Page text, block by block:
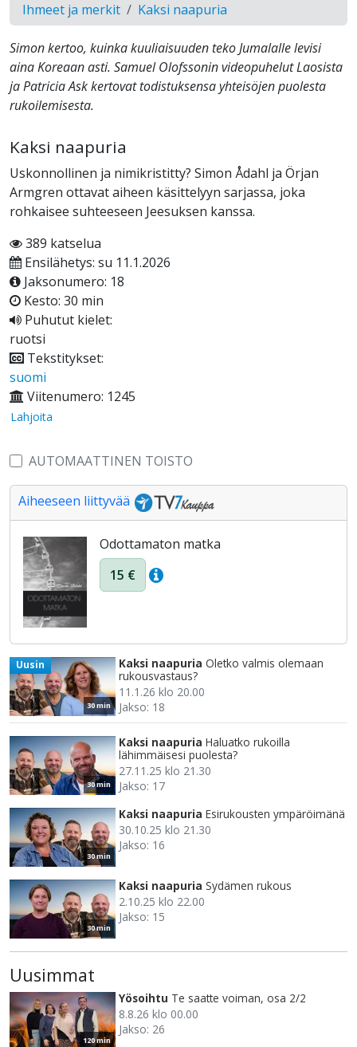
Ihmeet ja merkit Kaksi naapuria
Simon kertoo, kuinka kuuliaisuuden teko Jumalalle levisi
aina Koreaan asti. Samuel Olofssonin videopuhelut Laosista
ja Patricia Ask kertovat todistuksensa yhteisöjen puolesta
rukoilemisesta.
Kaksi naapuria
Uskonnollinen ja nimikristitty? Simon Ådahl ja Örjan
Armgren ottavat aiheen käsittelyyn sarjassa, joka
rohkaisee suhteeseen Jeesuksen kanssa.
389 katselua
Ensilähetys: su 11.1.2026
Jaksonumero: 18
Kesto: 30 min
Puhutut kielet:
ruotsi
Tekstitykset:
suomi
Viitenumero: 1245
Lahjoita
AUTOMAATTINEN TOISTO
Aiheeseen liittyvää
Odottamaton matka
15 €
30 min
Uusin Kaksi naapuria Oletko valmis olemaan
rukousvastaus?
11.1.26 klo 20.00
Jakso: 18
30 min
Kaksi naapuria Haluatko rukoilla
lähimmäisesi puolesta?
27.11.25 klo 21.30
Jakso: 17
30 min
Kaksi naapuria Esirukousten ympäröimänä
30.10.25 klo 21.30
Jakso: 16
30 min
Kaksi naapuria Sydämen rukous
2.10.25 klo 22.00
Jakso: 15
Uusimmat
120 min
Yösoihtu Te saatte voiman, osa 2/2
8.8.26 klo 00.00
Jakso: 26